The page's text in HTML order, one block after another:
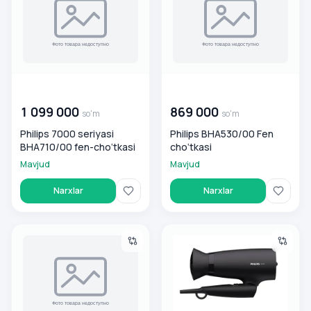
1 099 000 so'm
Philips 7000 seriyasi
BHA710/00 fen-cho‘tkasi
Mavjud
Narxlar
869 000 so'm
Philips BHA530/00 Fen
cho‘tkasi
Mavjud
Narxlar